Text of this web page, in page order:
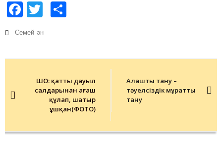
Facebook
Twitter
Семей ән
navigationШҚО: қатты дауыл
салдарынан ағаш
құлап, шатыр
ұшқан(ФОТО)
Алашты тану –
тәуелсіздік мұратты
тану